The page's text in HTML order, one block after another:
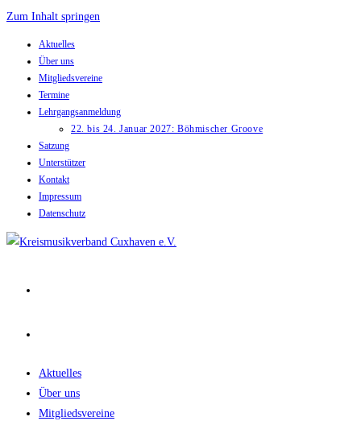
Zum Inhalt springen
Aktuelles
Über uns
Mitgliedsvereine
Termine
Lehrgangsanmeldung
22. bis 24. Januar 2027: Böhmischer Groove
Satzung
Unterstützer
Kontakt
Impressum
Datenschutz
Aktuelles
Über uns
Mitgliedsvereine